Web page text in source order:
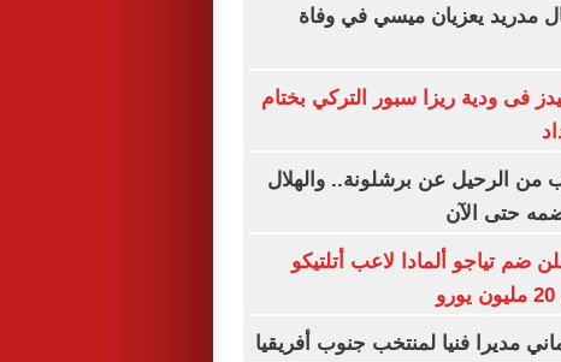
مدريد يعزيان ميسي في وفاة
فى ودية ريزا سبور التركي بختام
من الرحيل عن برشلونة.. والهلال
حتى الآن
ضم تياجو ألمادا لاعب أتلتيكو
مديرا فنيا لمنتخب جنوب أفريقيا